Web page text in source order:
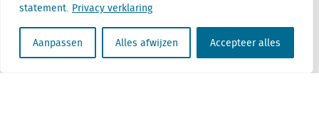
statement. Privacy verklaring
Aanpassen Alles afwijzen Accepteer alles